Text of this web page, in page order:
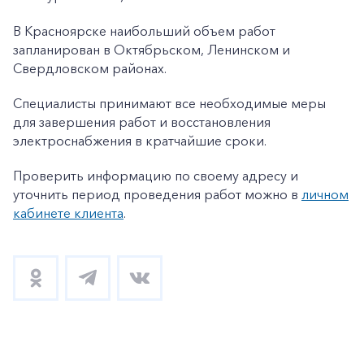
В Красноярске наибольший объем работ
запланирован в Октябрьском, Ленинском и
Свердловском районах.
Специалисты принимают все необходимые меры
для завершения работ и восстановления
электроснабжения в кратчайшие сроки.
Проверить информацию по своему адресу и
уточнить период проведения работ можно в личном
кабинете клиента.